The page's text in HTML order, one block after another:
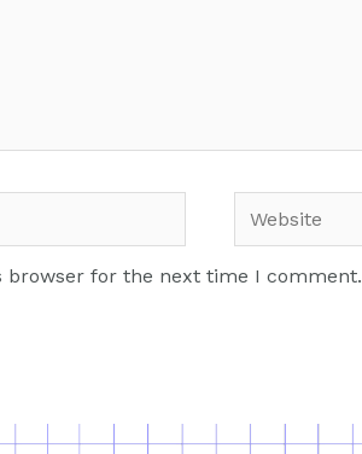
browser for the next time I comment.